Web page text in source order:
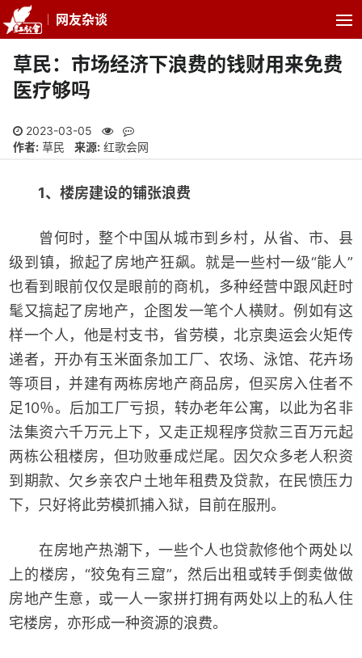
网友杂谈
草民：市场经济下浪费的钱财用来免费
医疗够吗
2023-03-05
作者: 草民 来源: 红歌会网
1、楼房建设的铺张浪费
曾何时，整个中国从城市到乡村，从省、市、县
级到镇，掀起了房地产狂飙。就是一些村一级“能人”
也看到眼前仅仅是眼前的商机，多种经营中跟风赶时
髦又搞起了房地产，企图发一笔个人横财。例如有这
样一个人，他是村支书，省劳模，北京奥运会火矩传
递者，开办有玉米面条加工厂、农场、泳馆、花卉场
等项目，并建有两栋房地产商品房，但买房入住者不
足10％。后加工厂亏损，转办老年公寓，以此为名非
法集资六千万元上下，又走正规程序贷款三百万元起
两栋公租楼房，但功败垂成烂尾。因欠众多老人积资
到期款、欠乡亲农户土地年租费及贷款，在民愤压力
下，只好将此劳模抓捕入狱，目前在服刑。
在房地产热潮下，一些个人也贷款修他个两处以
上的楼房，“狡兔有三窟”，然后出租或转手倒卖做做
房地产生意，或一人一家拼打拥有两处以上的私人住
宅楼房，亦形成一种资源的浪费。